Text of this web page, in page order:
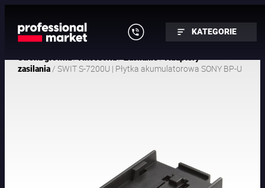
KATEGORIE
/ / /
zasilania/ SWIT S-7200U | Płytka akumulatorowa SONY BP-U